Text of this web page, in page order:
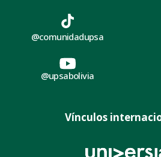
@comunidadupsa
@upsabolivia
Vínculos